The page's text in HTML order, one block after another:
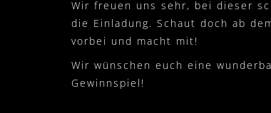
Wir freuen uns sehr, bei dieser
die Einladung. Schaut doch ab
vorbei und macht mit!
Wir wünschen euch eine
Gewinnspiel!